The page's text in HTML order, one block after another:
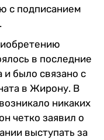
с подписанием
в последние
и было связано с
в Жирону. В
никаких
четко заявил о
выступать за